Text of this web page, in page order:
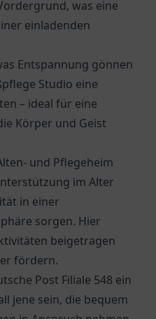
was eine
einladenden
Entspannung gönnen
Studio eine
– ideal für eine
Körper und Geist
und Pflegeheim
im Alter
in einer
sorgen. Hier
beigetragen
fördern.
Post Filiale 548 ein
jene sein, die bequem